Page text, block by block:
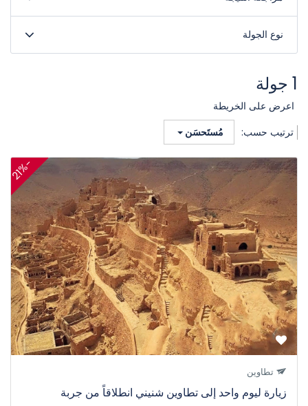
نوع الجولة
1 جولة
اعرض على الخريطة
ترتيب حسب:
مُستَحسَن
-
2
1
%
تطاوين
زيارة ليوم واحد إلى تطاوين شنيني انطلاقاً من جربة